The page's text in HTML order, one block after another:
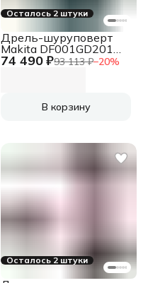
Осталось 2 штуки
74 490 ₽93 113 ₽−20%
Дрель-шуруповерт
Makita DF001GD201
аккум.
В корзину
Осталось 2 штуки